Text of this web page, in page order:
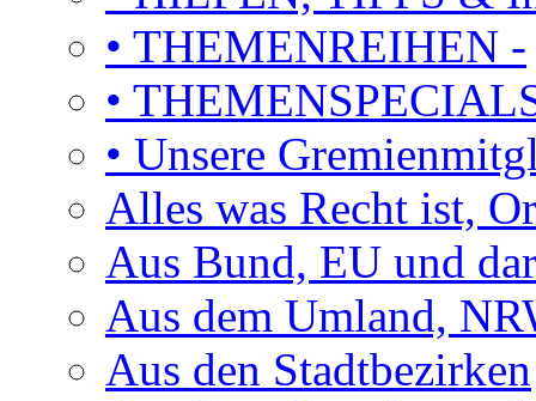
• THEMENREIHEN -
•
• Unsere
Alles was Recht ist,
Aus Bund, EU und
Aus dem Umland,
Aus den Stadtbezirken